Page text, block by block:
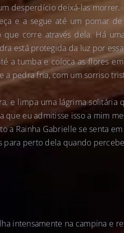
desperdício deixá-las morrer.
e a segue até um pomar
corre através dela. Há
está protegida da luz por
a tumba e coloca as flores
a pedra fria, com um sorriso
e limpa uma lágrima solitária
eu admitisse isso a mim
a Rainha Gabrielle se senta
para perto dela quando
intensamente na campina e